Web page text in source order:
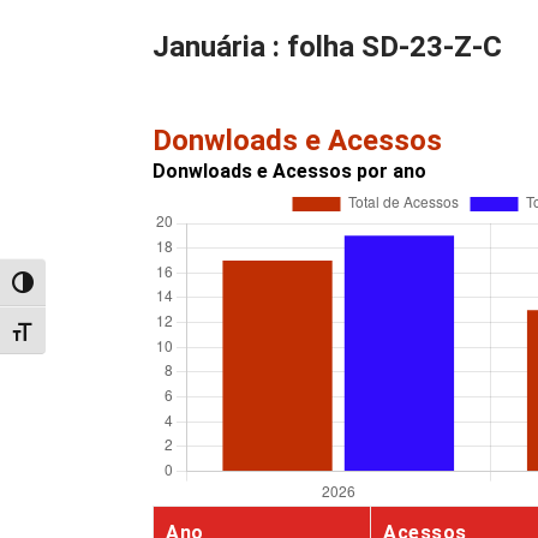
Alternar alto contraste
Alternar tamanho da fonte
Januária : folha SD-23-Z-C
Donwloads e Acessos
Donwloads e Acessos por ano
Ano Acessos